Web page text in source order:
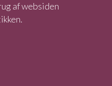
af websiden